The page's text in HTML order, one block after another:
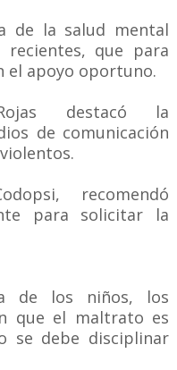
de la salud mental
que para
el apoyo oportuno.
destacó la
de comunicación
recomendó
para solicitar la
de los niños, los
que el maltrato es
se debe disciplinar